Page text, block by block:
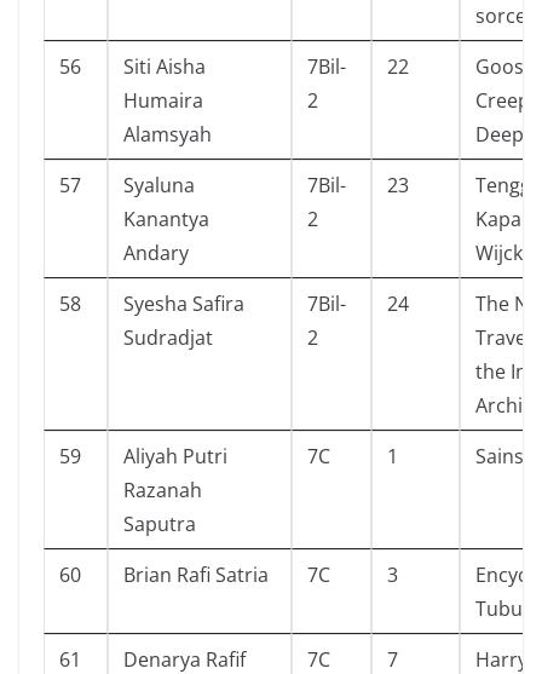
56
Siti Aisha
Humaira
Alamsyah
7Bil-
2
22
Creep
Deep
57
Syaluna
Kanantya
Andary
7Bil-
2
23
Kapal
Wijck
58
Syesha Safira
Sudradjat
7Bil-
2
24
The
the
59
Aliyah Putri
Razanah
Saputra
7C 1 Sains
60 Brian Rafi Satria 7C 3
Tubuh
61
Denarya Rafif
7C 7
Harry